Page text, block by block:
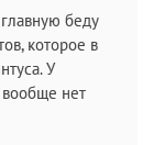
беду
которое в
У
вообще нет